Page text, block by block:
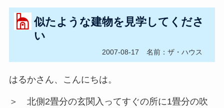
似たような建物を見学してくださ
い
2007-08-17 名前：ザ・ハウス
はるかさん、こんにちは。
＞ 北側2畳分の玄関入ってすぐの所に1畳分の吹